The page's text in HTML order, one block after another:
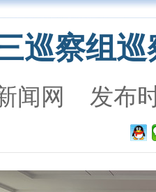
巡察组
闻网 发布